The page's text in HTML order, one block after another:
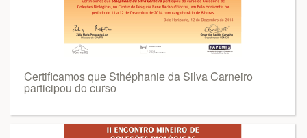
Certificamos que Sthéphanie da Silva Carneiro
participou do curso